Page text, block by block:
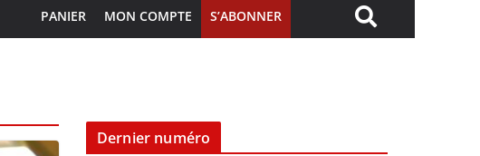
PANIER MON COMPTE S’ABONNER
Dernier numéro